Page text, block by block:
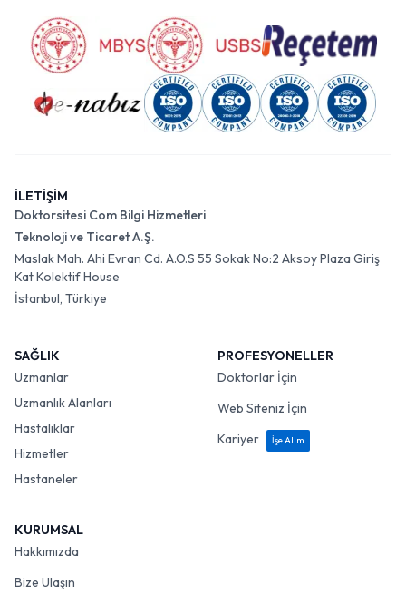
İLETİŞİM
Doktorsitesi Com Bilgi Hizmetleri
Teknoloji ve Ticaret A.Ş.
Maslak Mah. Ahi Evran Cd. A.O.S 55 Sokak No:2 Aksoy Plaza Giriş
Kat Kolektif House
İstanbul, Türkiye
SAĞLIK
Uzmanlar
Uzmanlık Alanları
Hastalıklar
Hizmetler
Hastaneler
PROFESYONELLER
Doktorlar İçin
Web Siteniz İçin
Kariyer
İşe Alım
KURUMSAL
Hakkımızda
Bize Ulaşın